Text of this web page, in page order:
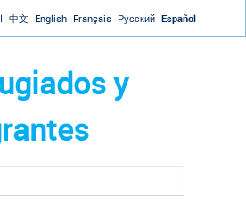
to navigation
中文 English Français Русский Español
y